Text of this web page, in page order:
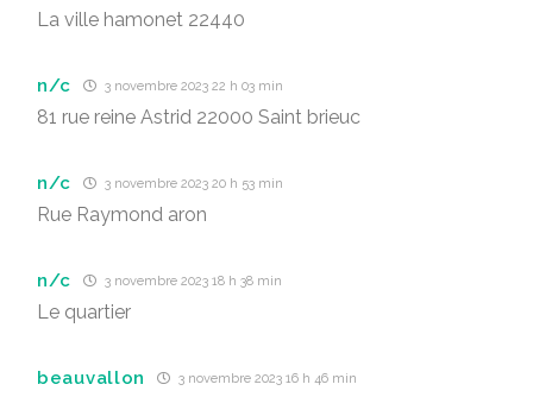
La ville hamonet 22440
n/c 3 novembre 2023 22 h 03 min
81 rue reine Astrid 22000 Saint brieuc
n/c 3 novembre 2023 20 h 53 min
Rue Raymond aron
n/c 3 novembre 2023 18 h 38 min
Le quartier
beauvallon 3 novembre 2023 16 h 46 min